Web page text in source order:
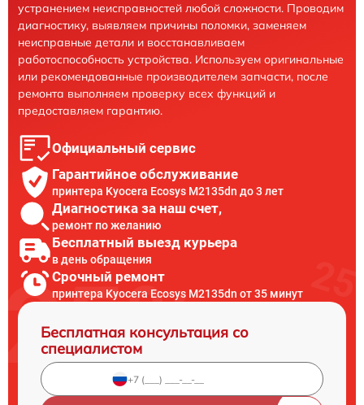
устранением неисправностей любой сложности. Проводим
диагностику, выявляем причины поломки, заменяем
неисправные детали и восстанавливаем
работоспособность устройства. Используем оригинальные
или рекомендованные производителем запчасти, после
ремонта выполняем проверку всех функций и
предоставляем гарантию.
Официальный сервис
Гарантийное обслуживание
принтера Kyocera Ecosys M2135dn до 3 лет
Диагностика за наш счет,
ремонт по желанию
Бесплатный выезд курьера
в день обращения
Срочный ремонт
принтера Kyocera Ecosys M2135dn от 35 минут
Бесплатная консультация со
специалистом